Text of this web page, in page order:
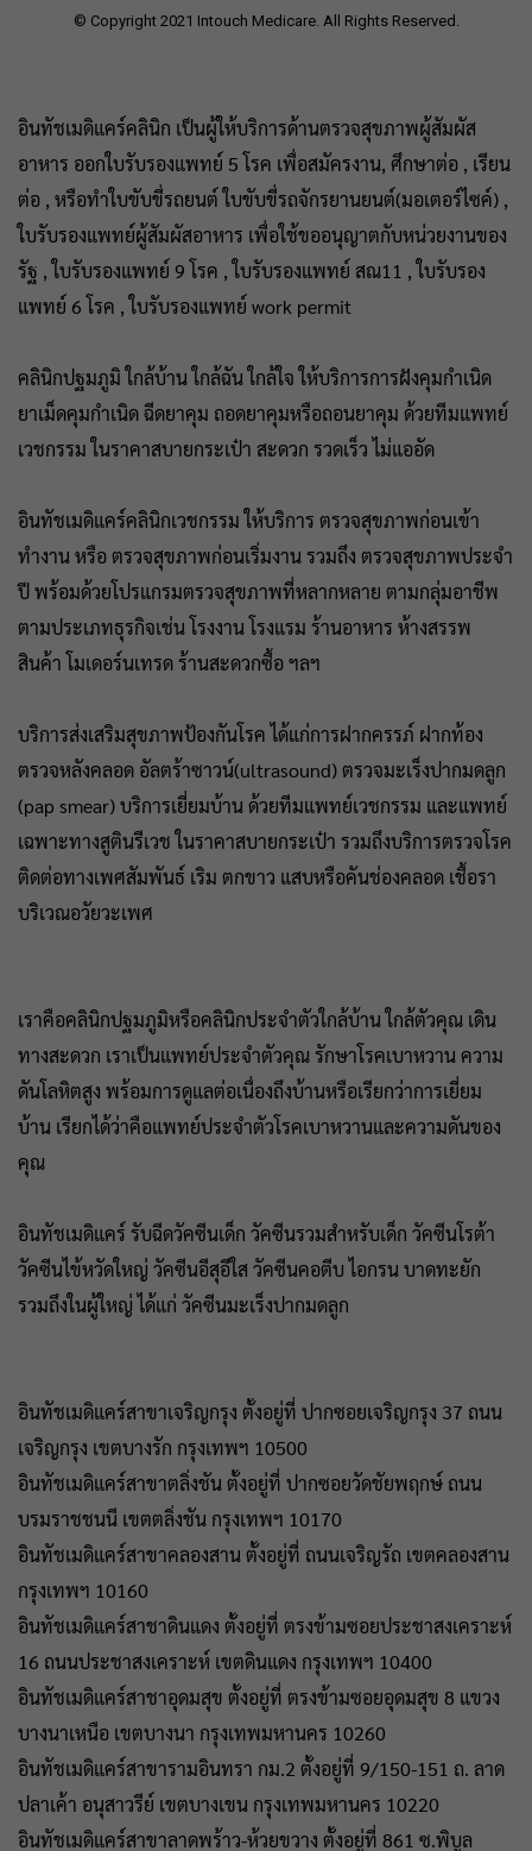
© Copyright 2021 Intouch Medicare. All Rights Reserved.
อินทัชเมดิแคร์คลินิก เป็นผู้ให้บริการด้านตรวจสุขภาพผู้สัมผัส
อาหาร ออกใบรับรองแพทย์ 5 โรค เพื่อสมัครงาน, ศึกษาต่อ , เรียน
ต่อ , หรือทำใบขับขี่รถยนต์ ใบขับขี่รถจักรยานยนต์(มอเตอร์ไซค์) ,
ใบรับรองแพทย์ผู้สัมผัสอาหาร เพื่อใช้ขออนุญาตกับหน่วยงานของ
รัฐ , ใบรับรองแพทย์ 9 โรค , ใบรับรองแพทย์ สณ11 , ใบรับรอง
แพทย์ 6 โรค , ใบรับรองแพทย์ work permit
คลินิกปฐมภูมิ ใกล้บ้าน ใกล้ฉัน ใกล้ใจ ให้บริการการฝังคุมกำเนิด
ยาเม็ดคุมกำเนิด ฉีดยาคุม ถอดยาคุมหรือถอนยาคุม ด้วยทีมแพทย์
เวชกรรม ในราคาสบายกระเป๋า สะดวก รวดเร็ว ไม่แออัด
อินทัชเมดิแคร์คลินิกเวชกรรม ให้บริการ ตรวจสุขภาพก่อนเข้า
ทำงาน หรือ ตรวจสุขภาพก่อนเริ่มงาน รวมถึง ตรวจสุขภาพประจำ
ปี พร้อมด้วยโปรแกรมตรวจสุขภาพที่หลากหลาย ตามกลุ่มอาชีพ
ตามประเภทธุรกิจเช่น โรงงาน โรงแรม ร้านอาหาร ห้างสรรพ
สินค้า โมเดอร์นเทรด ร้านสะดวกซื้อ ฯลฯ
บริการส่งเสริมสุขภาพป้องกันโรค ได้แก่การฝากครรภ์ ฝากท้อง
ตรวจหลังคลอด อัลตร้าซาวน์(ultrasound) ตรวจมะเร็งปากมดลูก
(pap smear) บริการเยี่ยมบ้าน ด้วยทีมแพทย์เวชกรรม และแพทย์
เฉพาะทางสูตินรีเวช ในราคาสบายกระเป๋า รวมถึงบริการตรวจโรค
ติดต่อทางเพศสัมพันธ์ เริม ตกขาว แสบหรือคันช่องคลอด เชื้อรา
บริเวณอวัยวะเพศ
เราคือคลินิกปฐมภูมิหรือคลินิกประจำตัวใกล้บ้าน ใกล้ตัวคุณ เดิน
ทางสะดวก เราเป็นแพทย์ประจำตัวคุณ รักษาโรคเบาหวาน ความ
ดันโลหิตสูง พร้อมการดูแลต่อเนื่องถึงบ้านหรือเรียกว่าการเยี่ยม
บ้าน เรียกได้ว่าคือแพทย์ประจำตัวโรคเบาหวานและความดันของ
คุณ
อินทัชเมดิแคร์ รับฉีดวัคซีนเด็ก วัคซีนรวมสำหรับเด็ก วัคซีนโรต้า
วัคซีนไข้หวัดใหญ่ วัคซีนอีสุอีใส วัคซีนคอตีบ ไอกรน บาดทะยัก
รวมถึงในผู้ใหญ่ ได้แก่ วัคซีนมะเร็งปากมดลูก
อินทัชเมดิแคร์สาขาเจริญกรุง ตั้งอยู่ที่ ปากซอยเจริญกรุง 37 ถนน
เจริญกรุง เขตบางรัก กรุงเทพฯ 10500
อินทัชเมดิแคร์สาขาตลิ่งชัน ตั้งอยู่ที่ ปากซอยวัดชัยพฤกษ์ ถนน
บรมราชชนนี เขตตลิ่งชัน กรุงเทพฯ 10170
อินทัชเมดิแคร์สาขาคลองสาน ตั้งอยู่ที่ ถนนเจริญรัถ เขตคลองสาน
กรุงเทพฯ 10160
อินทัชเมดิแคร์สาชาดินแดง ตั้งอยู่ที่ ตรงข้ามซอยประชาสงเคราะห์
16 ถนนประชาสงเคราะห์ เขตดินแดง กรุงเทพฯ 10400
อินทัชเมดิแคร์สาชาอุดมสุข ตั้งอยู่ที่ ตรงข้ามซอยอุดมสุข 8 แขวง
บางนาเหนือ เขตบางนา กรุงเทพมหานคร 10260
อินทัชเมดิแคร์สาขารามอินทรา กม.2 ตั้งอยู่ที่ 9/150-151 ถ. ลาด
ปลาเค้า อนุสาวรีย์ เขตบางเขน กรุงเทพมหานคร 10220
อินทัชเมดิแคร์สาขาลาดพร้าว-ห้วยขวาง ตั้งอยู่ที่ 861 ซ.พิบูล